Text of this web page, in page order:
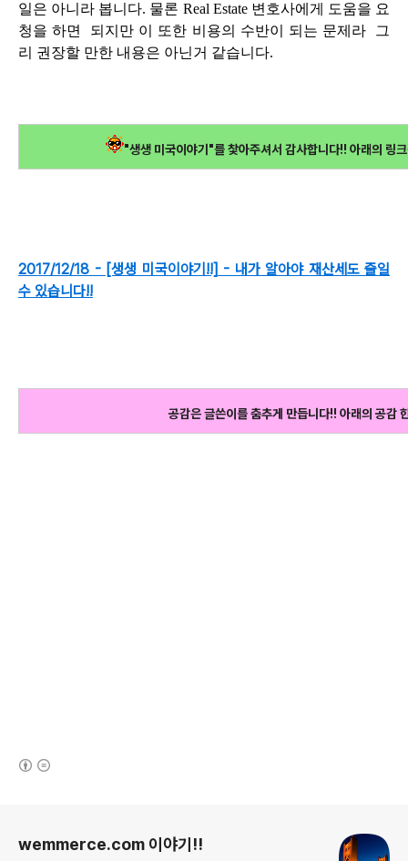
일은 아니라 봅니다. 물론 Real Estate 변호사에게 도움을 요
청을 하면 되지만 이 또한 비용의 수반이 되는 문제라 그
리 권장할 만한 내용은 아닌거 같습니다.
"생생 미국이야기"를 찿아주셔서 감사합니다!! 아래의 링
2017/12/18 - [생생 미국이야기!!] - 내가 알아야 재산세도 줄일
수 있습니다!!
공감은 글쓴이를 춤추게 만듭니다!! 아래의 공감
wemmerce.com 이야기!!